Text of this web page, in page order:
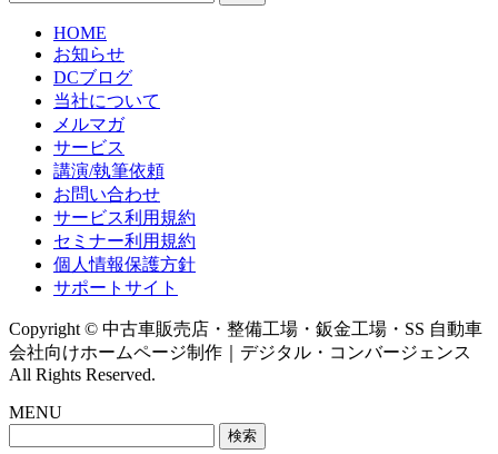
HOME
お知らせ
DCブログ
当社について
メルマガ
サービス
講演/執筆依頼
お問い合わせ
サービス利用規約
セミナー利用規約
個人情報保護方針
サポートサイト
Copyright © 中古車販売店・整備工場・鈑金工場・SS 自動車
会社向けホームページ制作｜デジタル・コンバージェンス
All Rights Reserved.
MENU